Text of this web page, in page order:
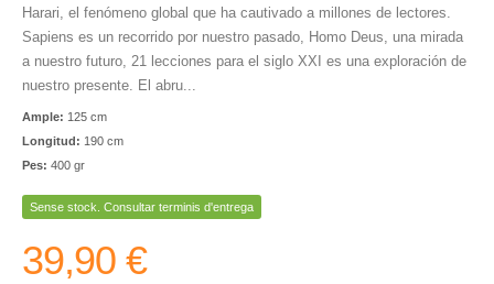
Harari, el fenómeno global que ha cautivado a millones de lectores.
Sapiens es un recorrido por nuestro pasado, Homo Deus, una mirada
a nuestro futuro, 21 lecciones para el siglo XXI es una exploración de
nuestro presente. El abru...
Ample: 125 cm
Longitud: 190 cm
Pes: 400 gr
Sense stock. Consultar terminis d'entrega
39,90 €